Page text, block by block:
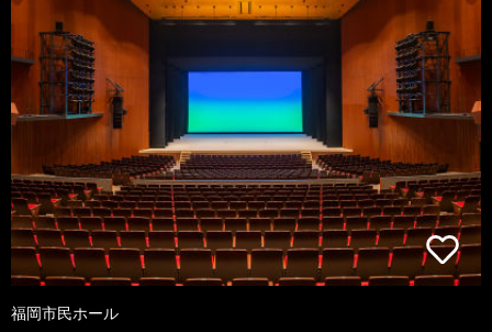
福岡市民ホール